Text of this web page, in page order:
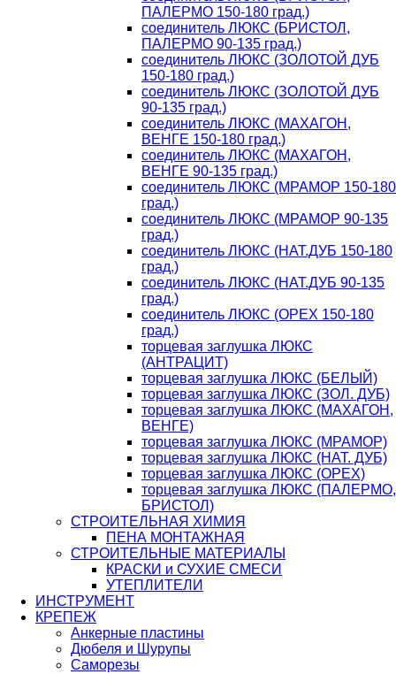
ПАЛЕРМО 150-180 град.)
соединитель ЛЮКС (БРИСТОЛ,
ПАЛЕРМО 90-135 град.)
соединитель ЛЮКС (ЗОЛОТОЙ ДУБ
150-180 град.)
соединитель ЛЮКС (ЗОЛОТОЙ ДУБ
90-135 град.)
соединитель ЛЮКС (МАХАГОН,
ВЕНГЕ 150-180 град.)
соединитель ЛЮКС (МАХАГОН,
ВЕНГЕ 90-135 град.)
соединитель ЛЮКС (МРАМОР 150-180
град.)
соединитель ЛЮКС (МРАМОР 90-135
град.)
соединитель ЛЮКС (НАТ.ДУБ 150-180
град.)
соединитель ЛЮКС (НАТ.ДУБ 90-135
град.)
соединитель ЛЮКС (ОРЕХ 150-180
град.)
торцевая заглушка ЛЮКС
(АНТРАЦИТ)
торцевая заглушка ЛЮКС (БЕЛЫЙ)
торцевая заглушка ЛЮКС (ЗОЛ. ДУБ)
торцевая заглушка ЛЮКС (МАХАГОН,
ВЕНГЕ)
торцевая заглушка ЛЮКС (МРАМОР)
торцевая заглушка ЛЮКС (НАТ. ДУБ)
торцевая заглушка ЛЮКС (ОРЕХ)
торцевая заглушка ЛЮКС (ПАЛЕРМО,
БРИСТОЛ)
СТРОИТЕЛЬНАЯ ХИМИЯ
ПЕНА МОНТАЖНАЯ
СТРОИТЕЛЬНЫЕ МАТЕРИАЛЫ
КРАСКИ и СУХИЕ СМЕСИ
УТЕПЛИТЕЛИ
ИНСТРУМЕНТ
КРЕПЕЖ
Анкерные пластины
Дюбеля и Шурупы
Саморезы